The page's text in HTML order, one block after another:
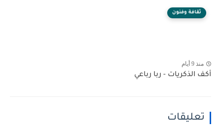
ثقافة وفنون
منذ 9 أيام
أكف الذكريات - ربا رباعي
تعليقات